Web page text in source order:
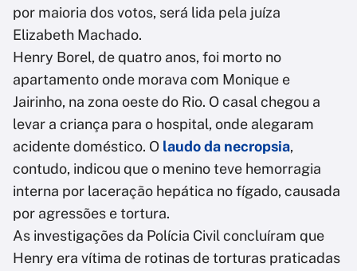
por maioria dos votos, será lida pela juíza
Elizabeth Machado.
Henry Borel, de quatro anos, foi morto no
apartamento onde morava com Monique e
Jairinho, na zona oeste do Rio. O casal chegou a
levar a criança para o hospital, onde alegaram
acidente doméstico. O laudo da necropsia,
contudo, indicou que o menino teve hemorragia
interna por laceração hepática no fígado, causada
por agressões e tortura.
As investigações da Polícia Civil concluíram que
Henry era vítima de rotinas de torturas praticadas